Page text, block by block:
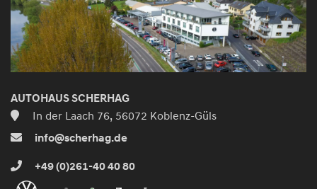
AUTOHAUS SCHERHAG
In der Laach 76, 56072 Koblenz-Güls
info@scherhag.de
+49 (0)261-40 40 80